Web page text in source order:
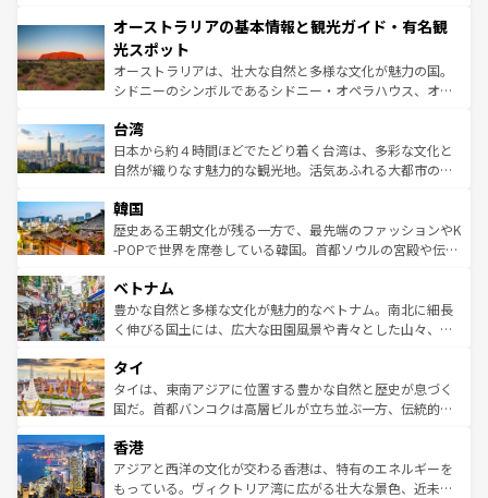
部のニューオーリンズでは、音楽と美食が融合した独特の
文化が魅力。旅行者はアメリカの各地域で異なる魅力を楽
しみながら、その多様性と豊かな歴史を感じることができ
るだろう。車でのロードトリップや列車の旅も、アメリカ
情報は
ワイ島は見逃せない。また、定番の観光地といえばオアフ
島だが、静かな自然を求めるならマウイ島やカウアイ島が
おすすめ。エメラルドグリーンに輝く海をはじめ、豊かな
文化や歴史が息づいている。「アロハスピリット」と呼ば
人々、おいしいローカルフードやハワイアンミュージッ
ク、伝統的なフラダンスなど、すべてがハワイの魅力を彩
っている。訪れるたびに新しい発見と感動が待っているハ
はコンテンツ一覧
オーストラリアの基本情報と観光ガイド・有名観
光スポット
オーストラリアは、壮大な自然と多様な文化が魅力の国。
シドニーのシンボルであるシドニー・オペラハウス、オー
リアリーフや大陸中央部にそびえるウルル（エアーズロッ
ク）、タスマニアの美しい原生林やケアンズの熱帯雨林な
ど、見どころがたくさん。また、カフェやワイン、オージ
いる。アクティビティも充実しており、サーフィンやダイ
ビング、ハイキングなど、アウトドア好きにはたまらな
い。オーストラリアの多彩な魅力を存分に味わいつくそ
参照してほしい。
台湾
日本から約４時間ほどでたどり着く台湾は、多彩な文化と
自然が織りなす魅力的な観光地。活気あふれる大都市の台
ン）、静ひつな山岳地帯である台湾東部など、都市の喧騒
と山間の静けさが共存しており、訪れる人に新しい発見と
驚きをもたらしてくれる。また、奥深い台湾の食文化も魅
容にもいいと評判のスイーツなど、バラエティ豊かな料理
が味わえる。 なお、新着の台湾情報は コンテンツ一覧を参
照してほしい。
韓国
歴史ある王朝文化が残る一方で、最先端のファッションやK
-POPで世界を席巻している韓国。首都ソウルの宮殿や伝統
き、地方に足を延ばせば四季折々の自然美を楽しむことが
できる。そして、キムチや焼肉、絶品のストリートフード
まで、さまざまな韓国料理が待っている。夜には、韓国な
リティに包まれながら、韓国の多彩な魅力を心ゆくまで味
わってみてほしい。 なお、新着の韓国情報はコンテンツ一
覧を参照してほしい。
ベトナム
豊かな自然と多様な文化が魅力的なベトナム。南北に細長
く伸びる国土には、広大な田園風景や青々とした山々、世
急速な発展と共に伝統が息づく。ハノイの古い町並みやホ
ーチミン市のフランス統治時代の建物も、独特の雰囲気を
醸し出している。また、バラエティの豊かさとおいしさで
とつ。フォーやバインミー、ベトナムコーヒーなどは、ぜ
ひ現地で味わいたい。どの地域を訪れてもあたたかい人々
が旅行者を迎えてくれるので、きっと忘れられない旅にな
タイ
タイは、東南アジアに位置する豊かな自然と歴史が息づく
国だ。首都バンコクは高層ビルが立ち並ぶ一方、伝統的な
の活気が交差している。北部ではチェンマイなどの山岳地
帯で自然と触れ合い、南部ではプーケットやクラビの美し
いビーチでリゾート気分を楽しむことができる。タイ料理
香港
アジアと西洋の文化が交わる香港は、特有のエネルギーを
もっている。ヴィクトリア湾に広がる壮大な景色、近未来